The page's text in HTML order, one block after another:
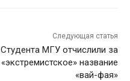
Следующая статья
Студента МГУ отчислили за
«экстремистское» название
«вай-фая»